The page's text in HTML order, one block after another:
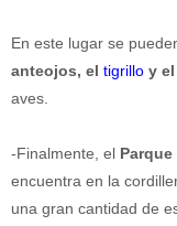
En este lugar se
anteojos, el tigrillo y el
aves.
-Finalmente, el
encuentra en la
una gran cantidad de